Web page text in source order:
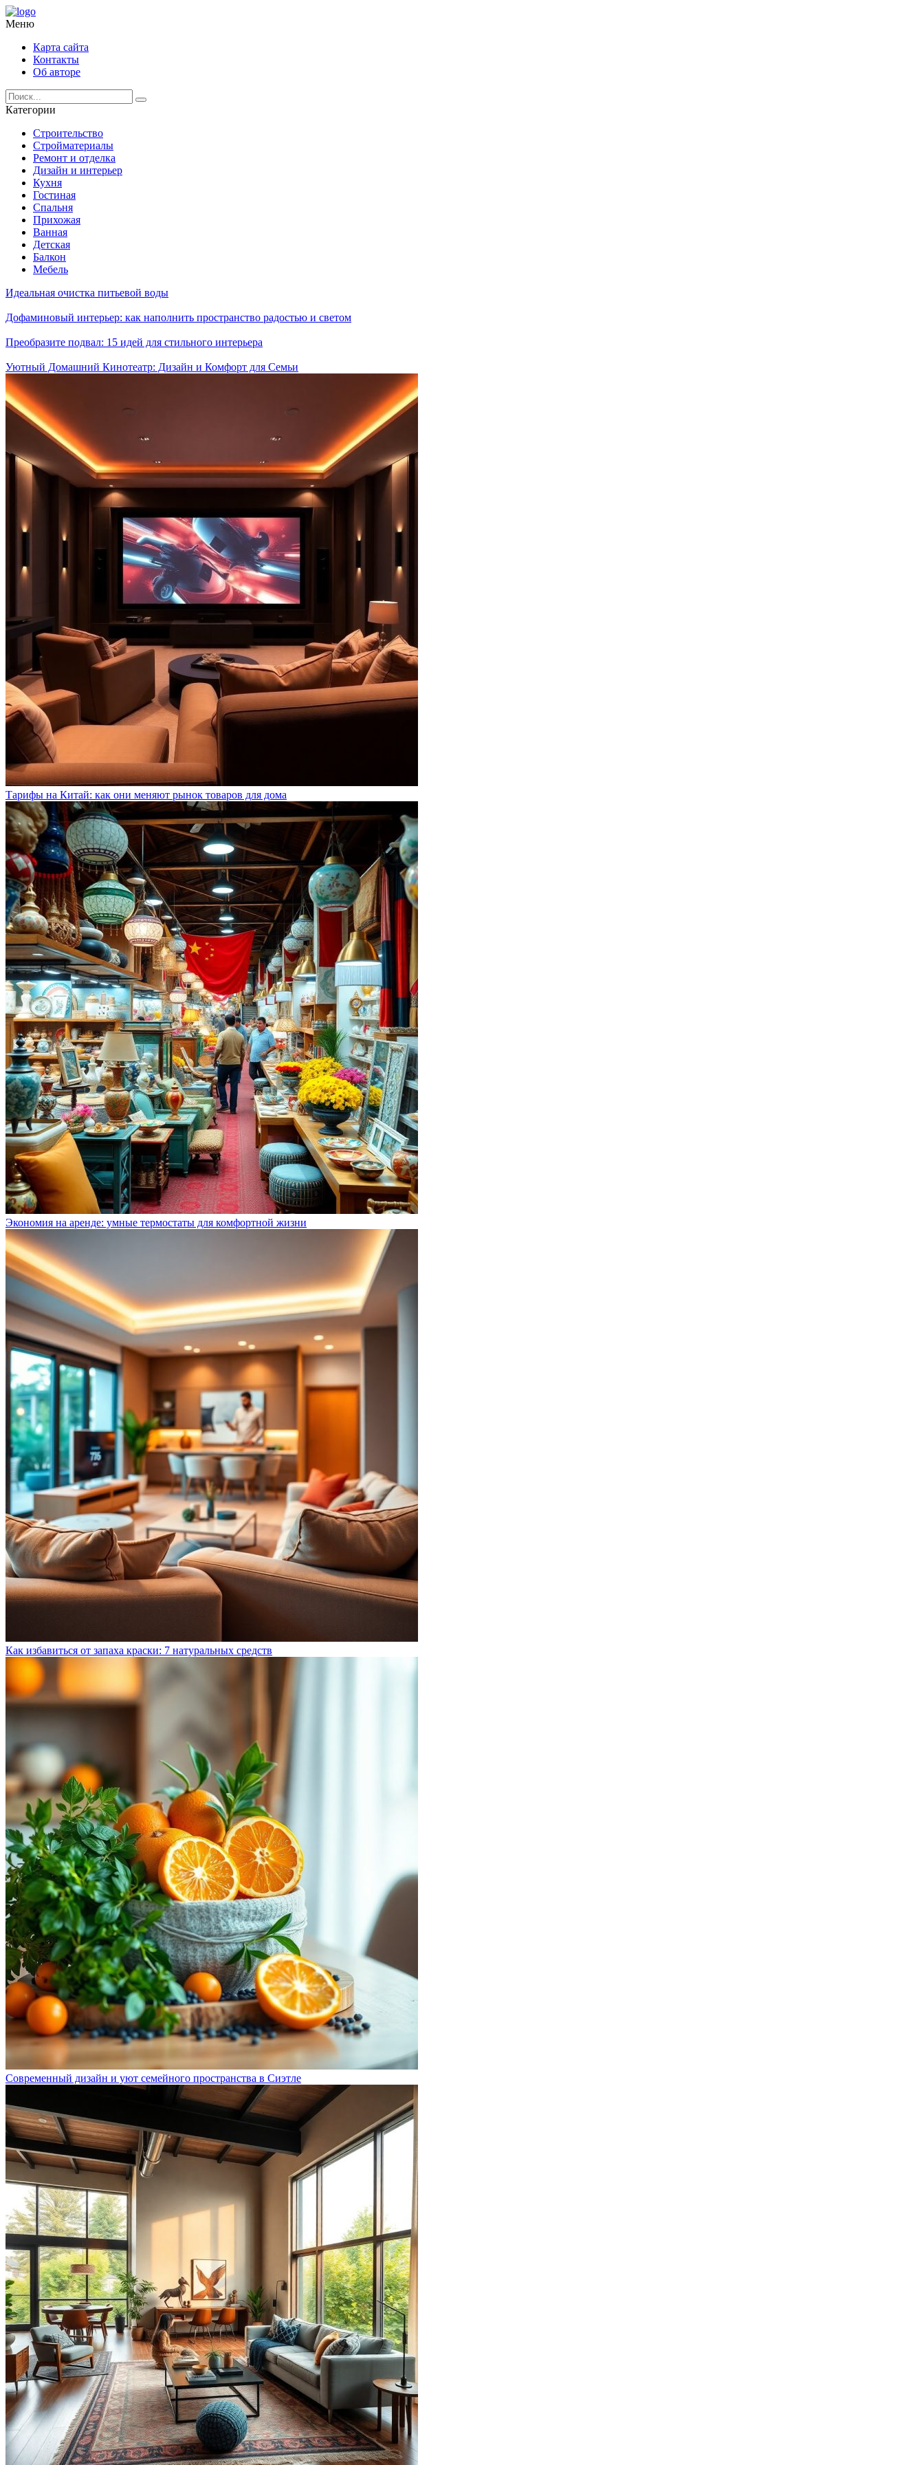
Меню
Карта сайта
Контакты
Об авторе
Категории
Строительство
Стройматериалы
Ремонт и отделка
Дизайн и интерьер
Кухня
Гостиная
Спальня
Прихожая
Ванная
Детская
Балкон
Мебель
Идеальная очистка питьевой воды
Дофаминовый интерьер: как наполнить пространство радостью и светом
Преобразите подвал: 15 идей для стильного интерьера
Уютный Домашний Кинотеатр: Дизайн и Комфорт для Семьи
Тарифы на Китай: как они меняют рынок товаров для дома
Экономия на аренде: умные термостаты для комфортной жизни
Как избавиться от запаха краски: 7 натуральных средств
Современный дизайн и уют семейного пространства в Сиэтле